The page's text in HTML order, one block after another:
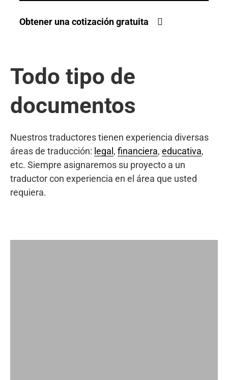
Obtener una cotización gratuita
Todo tipo de
documentos
Nuestros traductores tienen experiencia diversas
áreas de traducción: legal , financiera, educativa,
etc. Siempre asignaremos su proyecto a un
traductor con experiencia en el área que usted
requiera.